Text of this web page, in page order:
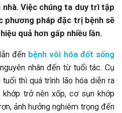
Việc chúng ta duy trì tập
phương pháp đặc trị bệnh sẽ
quả hơn gấp nhiều lần.
đến bệnh vôi hóa đốt sống
nhân đến từ tuổi tác. Cụ
thì quá trình lão hóa diễn ra
khớp trở nên xốp, cơ sụn khớp
ảnh hưởng nghiêm trọng đến